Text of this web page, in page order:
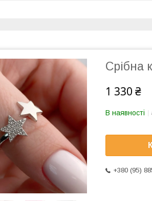
Срібна
1 330 ₴
В наявності
+380 (95)